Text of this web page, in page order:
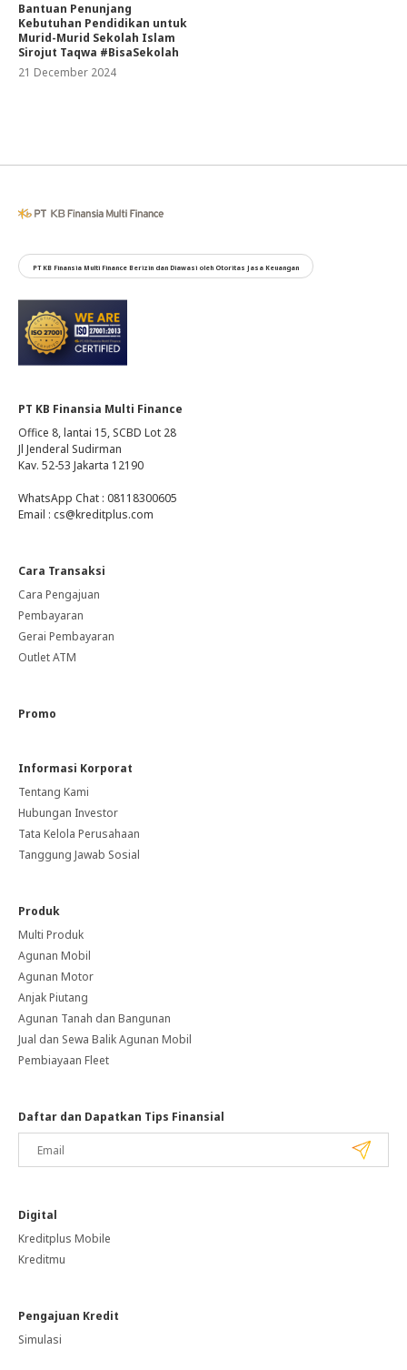
Bantuan Penunjang
Kebutuhan Pendidikan untuk
Murid-Murid Sekolah Islam
Sirojut Taqwa #BisaSekolah
21 December 2024
PT KB Finansia Multi Finance Berizin dan Diawasi oleh Otoritas Jasa Keuangan
PT KB Finansia Multi Finance
Office 8, lantai 15, SCBD Lot 28
Jl Jenderal Sudirman
Kav. 52-53 Jakarta 12190
WhatsApp Chat : 08118300605
Email : cs@kreditplus.com
Informasi Korporat
Tentang Kami
Hubungan Investor
Tata Kelola Perusahaan
Tanggung Jawab Sosial
Produk
Multi Produk
Agunan Mobil
Agunan Motor
Anjak Piutang
Agunan Tanah dan Bangunan
Jual dan Sewa Balik Agunan Mobil
Pembiayaan Fleet
Daftar dan Dapatkan Tips Finansial
Digital
Kreditplus Mobile
Kreditmu
Pengajuan Kredit
Simulasi
Cara Transaksi
Cara Pengajuan
Pembayaran
Gerai Pembayaran
Outlet ATM
Promo